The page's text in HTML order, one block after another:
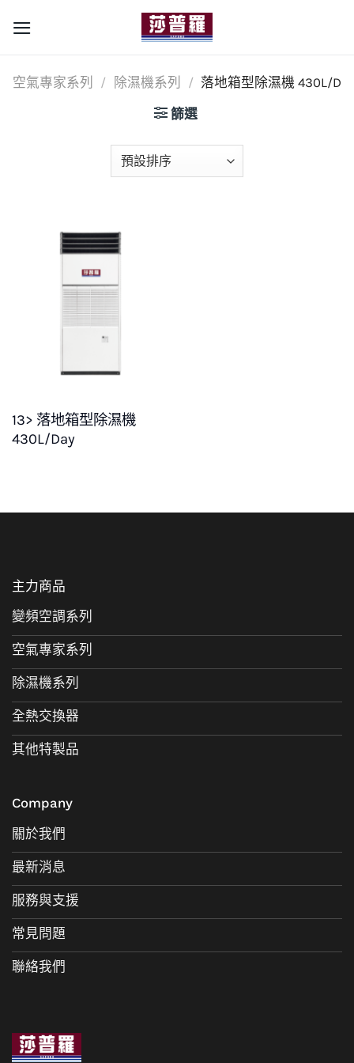
空氣專家系列 / 除濕機系列 / 落地箱型除濕機 430L/D
篩選
13> 落地箱型除濕機
430L/Day
主力商品
變頻空調系列
空氣專家系列
除濕機系列
全熱交換器
其他特製品
Company
關於我們
最新消息
服務與支援
常見問題
聯絡我們